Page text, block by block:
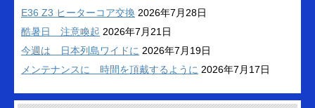
E36 Z3 ヒーターコア交換 2026年7月28日
酷暑日 注意喚起 2026年7月21日
今週は 日本列島ワイドに 2026年7月19日
メンテナンスに 時間を頂戴するように 2026年7月17日